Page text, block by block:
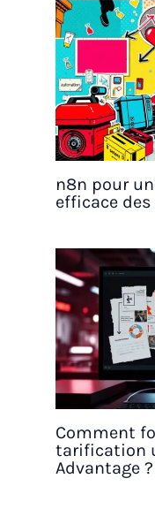
n8n pour
efficace
Comment
tarification
Advantage ?